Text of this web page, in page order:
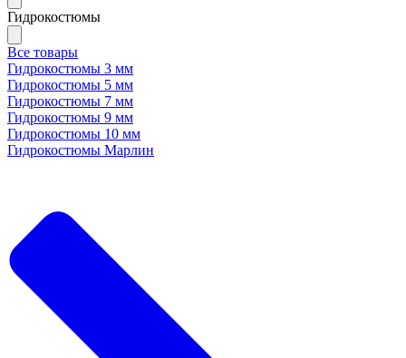
Гидрокостюмы
Все товары
Гидрокостюмы 3 мм
Гидрокостюмы 5 мм
Гидрокостюмы 7 мм
Гидрокостюмы 9 мм
Гидрокостюмы 10 мм
Гидрокостюмы Марлин